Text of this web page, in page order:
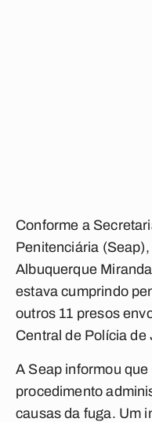
Conforme a
Penitenciária
Albuquerque
estava cumprindo
outros 11 presos
Central de Polícia de
A Seap informou
procedimento
causas da fuga. Um